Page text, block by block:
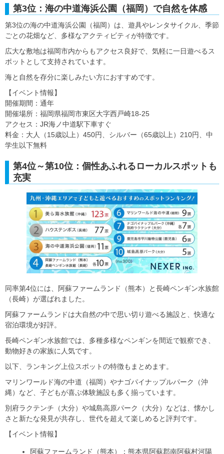
第3位：海の中道海浜公園（福岡）で自然を体感
第3位の海の中道海浜公園（福岡）は、遊具やレンタサイクル、季節
ごとの花畑など、多様なアクティビティが特徴です。
広大な敷地は福岡市内からもアクセス良好で、気軽に一日遊べるス
ポットとして支持されています。
海と自然を存分に楽しみたい方におすすめです。
【イベント情報】
開催期間：通年
開催場所：福岡県福岡市東区大字西戸崎18-25
アクセス：JR海ノ中道駅下車すぐ
料金：大人（15歳以上）450円、シルバー（65歳以上）210円、中
学生以下無料
第4位～第10位：個性あふれるローカルスポットも
充実
同率第4位には、阿蘇ファームランド（熊本）と長崎ペンギン水族館
（長崎）が選ばれました。
阿蘇ファームランドは大自然の中で思い切り遊べる施設と、快適な
宿泊環境が好評。
長崎ペンギン水族館では、多種多様なペンギンを間近で観察でき、
動物好きの家族に人気です。
以下、ランキング上位スポットの特徴もまとめます。
マリンワールド海の中道（福岡）やナゴパイナップルパーク（沖
縄）など、子どもが喜ぶ体験施設も多く揃っています。
別府ラクテンチ（大分）や城島高原パーク（大分）などは、懐かし
さと新たな発見が共存し、世代を超えて楽しめると評判です。
【イベント情報】
阿蘇ファームランド（熊本）：熊本県阿蘇郡南阿蘇村河陽